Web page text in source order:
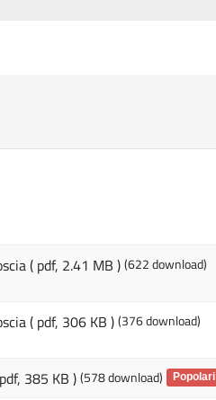
( pdf, 2.41 MB )(622 download)
( pdf, 306 KB )(376 download)
385 KB )(578 download) Popolari